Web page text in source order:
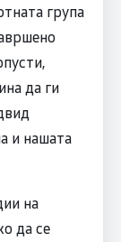
група
да ги
и нашата
на
да се